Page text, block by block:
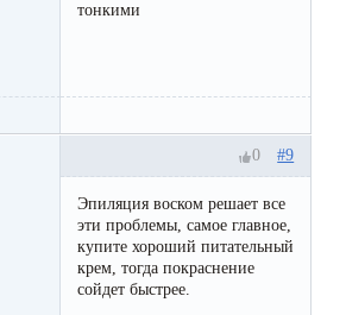
тонкими
#9
0
Эпиляция воском решает все
эти проблемы, самое главное,
купите хороший питательный
крем, тогда покраснение
сойдет быстрее.